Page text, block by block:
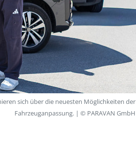
sich über die neuesten Möglichkeiten der
Fahrzeuganpassung. | © PARAVAN GmbH